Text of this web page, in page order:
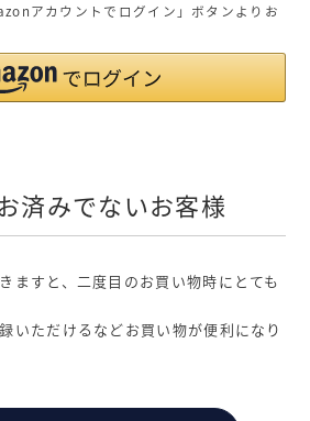
アカウントでログイン」ボタンよりお
済みでないお客様
ますと、二度目のお買い物時にとても
いただけるなどお買い物が便利になり